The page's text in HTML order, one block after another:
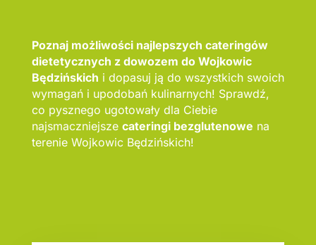
Poznaj możliwości najlepszych cateringów
dietetycznych z dowozem do Wojkowic
Będzińskich i dopasuj ją do wszystkich swoich
wymagań i upodobań kulinarnych! Sprawdź,
co pysznego ugotowały dla Ciebie
najsmaczniejsze cateringi bezglutenowe na
terenie Wojkowic Będzińskich!